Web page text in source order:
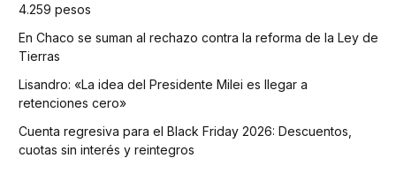
4.259 pesos
En Chaco se suman al rechazo contra la reforma de la Ley de
Tierras
Lisandro: «La idea del Presidente Milei es llegar a
retenciones cero»
Cuenta regresiva para el Black Friday 2026: Descuentos,
cuotas sin interés y reintegros